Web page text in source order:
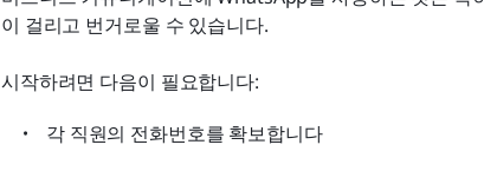
이 걸리고 번거로울 수 있습니다.
시작하려면 다음이 필요합니다:
각 직원의 전화번호를 확보합니다